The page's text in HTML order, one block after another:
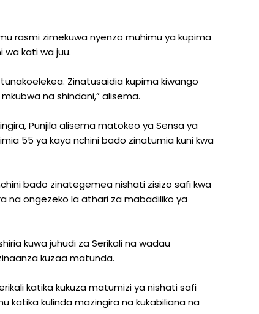
rasmi zimekuwa nyenzo muhimu ya kupima
wa kati wa juu.
Zinatusaidia kupima kiwango
na shindani,” alisema.
Punjila alisema matokeo ya Sensa ya
55 ya kaya nchini bado zinatumia kuni kwa
bado zinategemea nishati zisizo safi kwa
na ongezeko la athari za mabadiliko ya
kuwa juhudi za Serikali na wadau
kuzaa matunda.
katika kukuza matumizi ya nishati safi
katika kulinda mazingira na kukabiliana na